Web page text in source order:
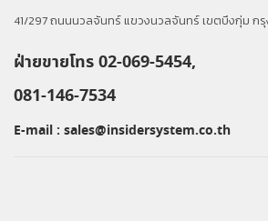
41/297 ถนนนวลจันทร์ แขวงนวลจันทร์ เขตบึงกุ่ม ก
ฝ่ายขายโทร 02-069-5454,
081-146-7534
E-mail : sales@insidersystem.co.th